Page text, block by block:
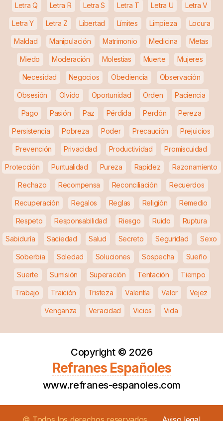
Letra Q Letra R Letra S Letra T Letra U Letra V
Letra Y Letra Z Libertad Límites Limpieza Locura
Maldad Manipulación Matrimonio Medicina Metas
Miedo Moderación Molestias Muerte Mujeres
Necesidad Negocios Obediencia Observación
Obsesión Olvido Oportunidad Orden Paciencia
Pago Pasión Paz Pérdida Perdón Pereza
Persistencia Pobreza Poder Precaución Prejuicios
Prevención Privacidad Productividad Promiscuidad
Protección Puntualidad Pureza Rapidez Razonamiento
Rechazo Recompensa Reconciliación Recuerdos
Recuperación Regalos Reglas Religión Remedio
Respeto Responsabilidad Riesgo Ruido Ruptura
Sabiduría Saciedad Salud Secreto Seguridad Sexo
Soberbia Soledad Soluciones Sospecha Sueño
Suerte Sumisión Superación Tentación Tiempo
Trabajo Traición Tristeza Valentía Valor Vejez
Venganza Veracidad Vicios Vida
Copyright © 2026
Refranes Españoles
www.refranes-espanoles.com